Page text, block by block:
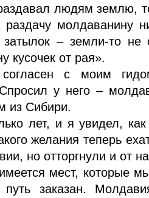
людям землю,
молдаванину
затылок – земли-то не
кусочек от рая».
с моим
у него –
из Сибири.
лет, и я увидел,
желания теперь
но отторгнули и от
мест, которые
заказан.